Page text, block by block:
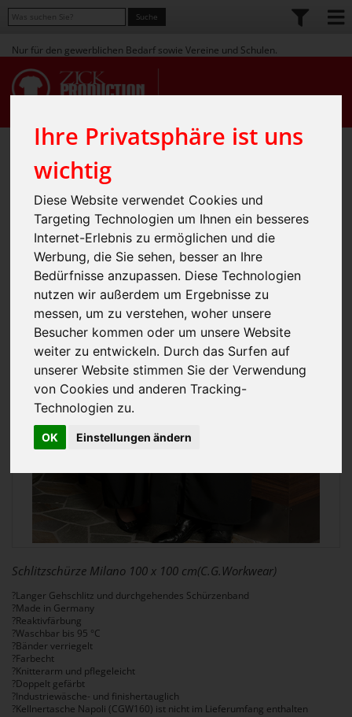
Ihre Privatsphäre ist uns
wichtig
Diese Website verwendet Cookies und
Targeting Technologien um Ihnen ein besseres
Internet-Erlebnis zu ermöglichen und die
Werbung, die Sie sehen, besser an Ihre
Bedürfnisse anzupassen. Diese Technologien
nutzen wir außerdem um Ergebnisse zu
messen, um zu verstehen, woher unsere
Besucher kommen oder um unsere Website
weiter zu entwickeln. Durch das Surfen auf
unserer Website stimmen Sie der Verwendung
von Cookies und anderen Tracking-
Technologien zu.
OK Einstellungen ändern
Nur für den gewerblichen Bedarf sowie Vereine und Schulen.
Home»Shop » Workwear» Gastronomie / Hotel» Schürzen
Schlitzschürze Milano 100 x
100 cm(C.G.Workwear)
Schlitzschürze Milano 100 x 100 cm(C.G.Workwear)
?Langer Gehschlitz und durchgehendes Schürzenband
?Made in Germany
?Reaktivfärbung
?Waschbar bis 95 °C
?Bänder verriegelt
?Farbecht
?Knitterarm und pflegeleicht
?Doppelt gefärbt
?Industriewäsche- und finishertauglich
?Kellnertasche Napoli (CGW160) ist nicht im Lieferumfang enthalten